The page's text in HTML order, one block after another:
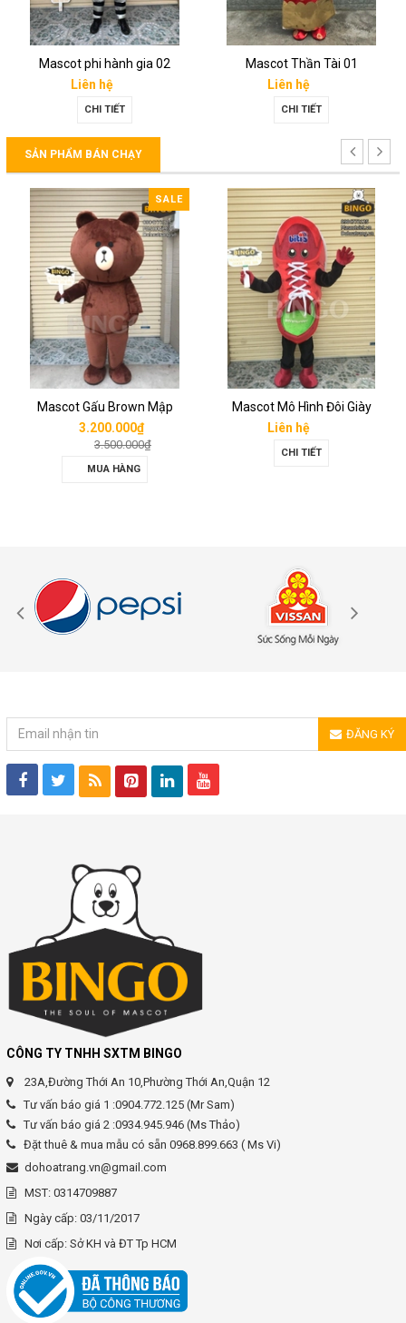
Mascot phi hành gia 02
Liên hệ
CHI TIẾT
Mascot Thần Tài 01
Liên hệ
CHI TIẾT
SẢN PHẨM BÁN CHẠY
SALE
Mascot Gấu Brown Mập
3.200.000₫
3.500.000₫
MUA HÀNG
Mascot Mô Hình Đôi Giày
Liên hệ
CHI TIẾT
ĐĂNG KÝ
CÔNG TY TNHH SXTM BINGO
23A,Đường Thới An 10,Phường Thới An,Quận 12
Tư vấn báo giá 1 :0904.772.125 (Mr Sam)
Tư vấn báo giá 2 :0934.945.946 (Ms Thảo)
Đặt thuê & mua mẫu có sẵn 0968.899.663 ( Ms Vi)
dohoatrang.vn@gmail.com
MST: 0314709887
Ngày cấp: 03/11/2017
Nơi cấp: Sở KH và ĐT Tp HCM